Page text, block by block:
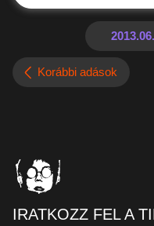
Korábbi adások
IRATKOZZ FEL A